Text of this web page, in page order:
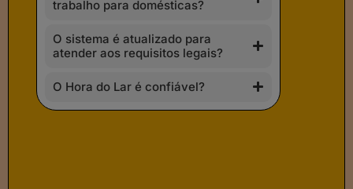
trabalho para domésticas?
O sistema é atualizado para
atender aos requisitos legais?
O Hora do Lar é confiável?